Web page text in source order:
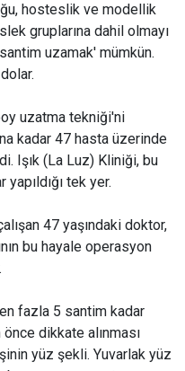
hosteslik ve modellik
gruplarına dahil olmayı
uzamak' mümkün.
uzatma tekniği'ni
kadar 47 hasta üzerinde
Işık (La Luz) Kliniği, bu
tek yer.
47 yaşındaki doktor,
bu hayale operasyon
fazla 5 santim kadar
dikkate alınması
yüz şekli. Yuvarlak yüz